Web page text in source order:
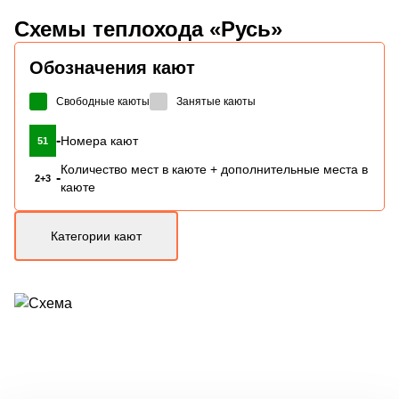
Схемы теплохода «Русь»
Обозначения кают
Свободные каюты Занятые каюты
51 -Номера кают
2+3 -
Количество мест в каюте + дополнительные места в
каюте
Категории кают